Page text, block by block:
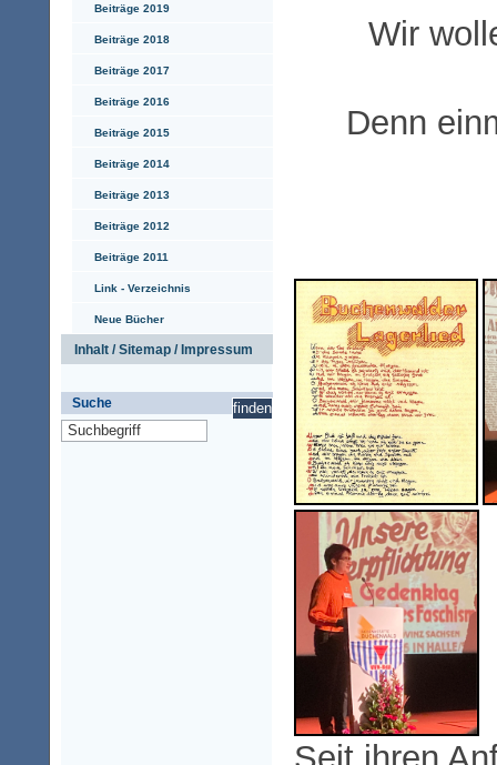
Beiträge 2019
Beiträge 2018
Beiträge 2017
Beiträge 2016
Beiträge 2015
Beiträge 2014
Beiträge 2013
Beiträge 2012
Beiträge 2011
Link - Verzeichnis
Neue Bücher
Inhalt / Sitemap / Impressum
Suche
Wir
Denn